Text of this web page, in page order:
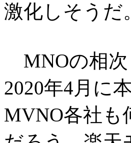
激化しそうだ
MNOの相次
2020年4月に
MVNO各社も